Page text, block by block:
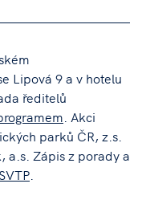
Lipová 9 a v hotelu
ředitelů
. Akci
parků ČR, z.s.
a.s. Zápis z porady a